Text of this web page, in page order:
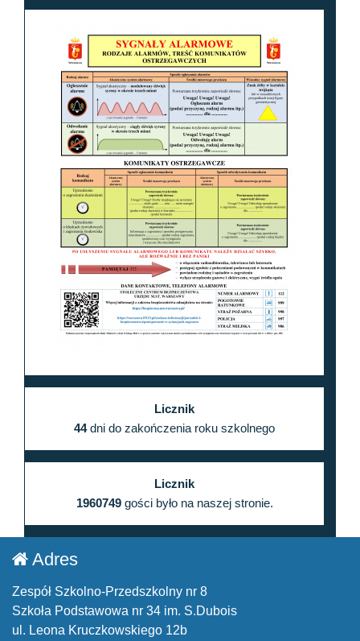
Licznik
44dni do zakończenia roku szkolnego
Licznik
1960749gości było na naszej stronie.
Adres
Zespół Szkolno-Przedszkolny nr 8
Szkoła Podstawowa nr 34 im. S.Dubois
ul. Leona Kruczkowskiego 12b